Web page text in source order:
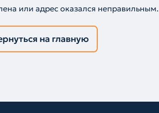
или адрес оказался неправильным.
на главную